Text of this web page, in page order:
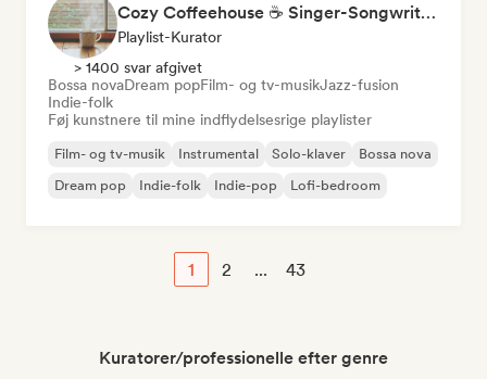
Cozy Coffeehouse ☕ Singer-Songwriter, Indie Folk & Acoustic
Playlist-Kurator
> 1400 svar afgivet
Bossa novaDream popFilm- og tv-musikJazz-fusion
Indie-folk
Føj kunstnere til mine indflydelsesrige playlister
Film- og tv-musik Instrumental Solo-klaver
Bossa nova
Dream pop
Indie-folk Indie-pop Lofi-bedroom
1 2 ... 43
Kuratorer/professionelle efter genre